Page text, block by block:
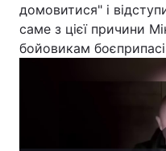
домовитися" і
саме з цієї причини
бойовикам